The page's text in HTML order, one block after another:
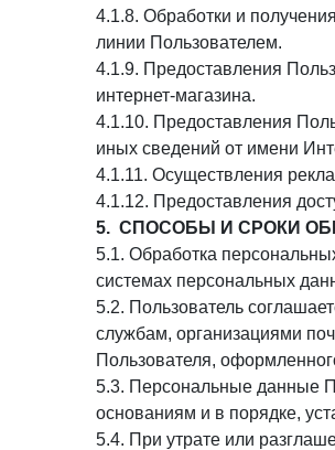
4.1.8. Обработки и
линии Пользователем.
4.1.9. Предоставления
интернет-магазина.
4.1.10. Предоставления
иных сведений от имени
4.1.11. Осуществления
4.1.12. Предоставления
5. СПОСОБЫ И СРОКИ
5.1. Обработка
системах персональных
5.2. Пользователь
службам, организациями
Пользователя,
5.3. Персональные данные
основаниям и в порядке,
5.4. При утрате или